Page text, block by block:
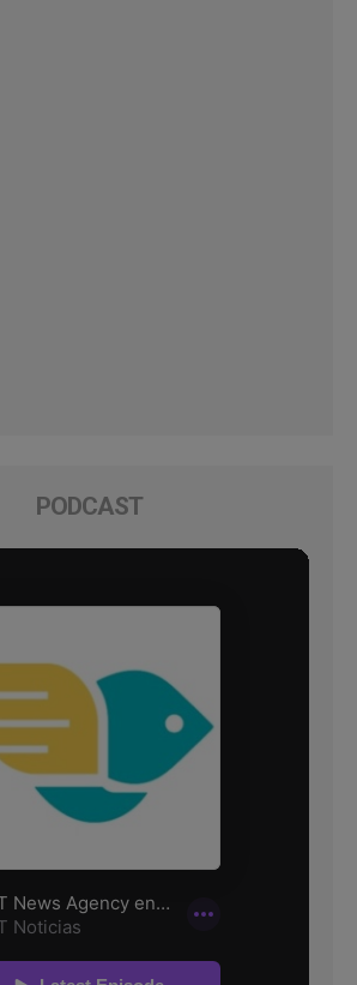
PODCAST